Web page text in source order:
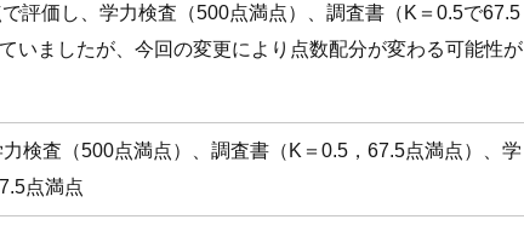
評価し、学力検査（500点満点）、調査書（K＝0.5で67.5
いましたが、今回の変更により点数配分が変わる可能性が
検査（500点満点）、調査書（K＝0.5，67.5点満点）、学
点満点